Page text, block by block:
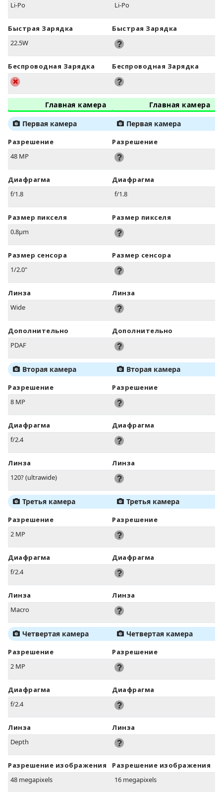
Li-Po
Быстрая Зарядка
22.5W
Беспроводная Зарядка
Главная камера
Первая камера
Разрешение
48 MP
Диафрагма
f/1.8
Размер пикселя
0.8µm
Размер сенсора
1/2.0"
Линза
Wide
Дополнительно
PDAF
Вторая камера
Разрешение
8 MP
Диафрагма
f/2.4
Линза
120? (ultrawide)
Третья камера
Разрешение
2 MP
Диафрагма
f/2.4
Линза
Macro
Четвертая камера
Разрешение
2 MP
Диафрагма
f/2.4
Линза
Depth
Разрешение изображения
48 megapixels
Li-Po
Быстрая Зарядка
Беспроводная Зарядка
Главная камера
Первая камера
Разрешение
Диафрагма
f/1.8
Размер пикселя
Размер сенсора
Линза
Дополнительно
Вторая камера
Разрешение
Диафрагма
Линза
Третья камера
Разрешение
Диафрагма
Линза
Четвертая камера
Разрешение
Диафрагма
Линза
Разрешение изображения
16 megapixels